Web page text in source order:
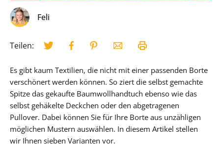
Feli
Teilen:
Es gibt kaum Textilien, die nicht mit einer passenden Borte
verschönert werden können. So ziert die selbst gemachte
Spitze das gekaufte Baumwollhandtuch ebenso wie das
selbst gehäkelte Deckchen oder den abgetragenen
Pullover. Dabei können Sie für Ihre Borte aus unzähligen
möglichen Mustern auswählen. In diesem Artikel stellen
wir Ihnen sieben Varianten vor.